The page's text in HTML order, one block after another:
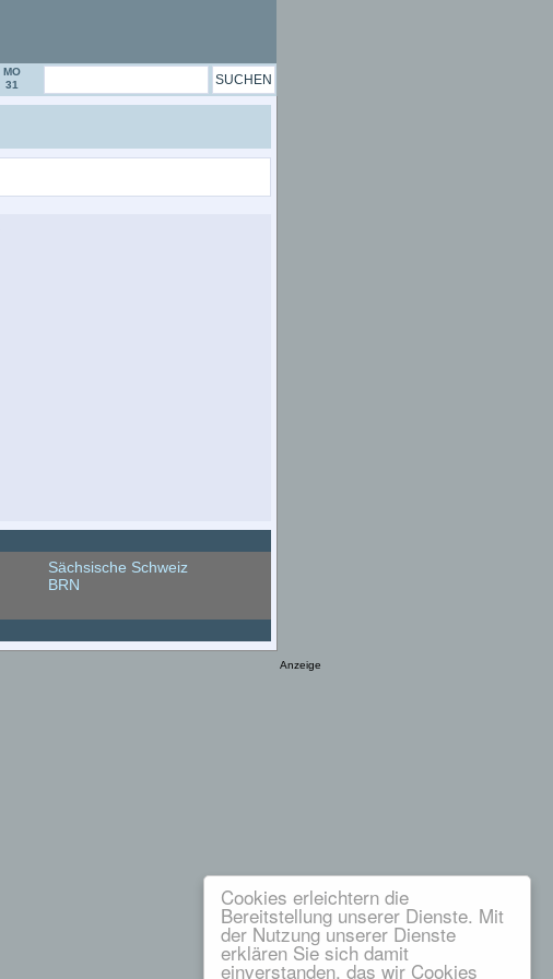
Cookies erleichtern die
Bereitstellung unserer Dienste. Mit
der Nutzung unserer Dienste
erklären Sie sich damit
einverstanden, das wir Cookies
Sächsische Schweiz
BRN
MO
31
Anzeige